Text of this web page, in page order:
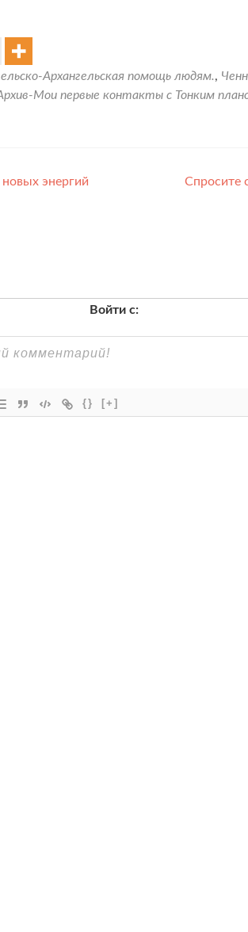
Архангельская помощь людям.,
Мои первые контакты с Тонким
энергий Спросите
Войти с:
{} [+]